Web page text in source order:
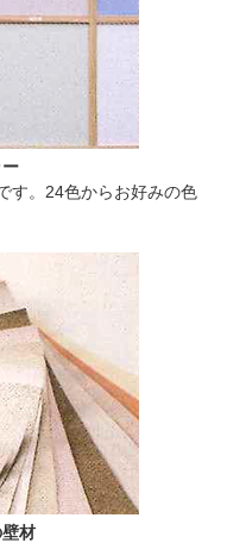
す。24色からお好みの色
材